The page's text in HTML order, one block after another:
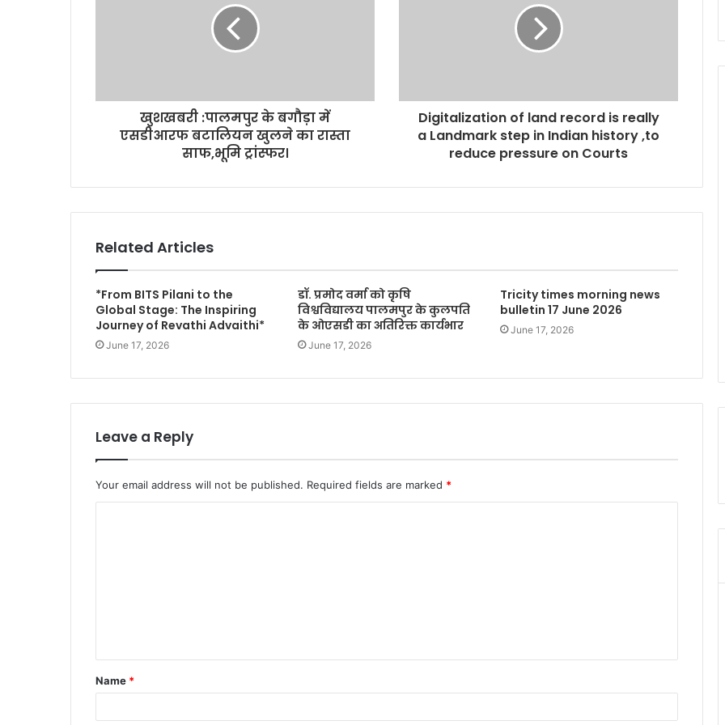
खुशखबरी :पालमपुर के बगौड़ा में
एसडीआरफ बटालियन खुलने का रास्ता
साफ,भूमि ट्रांस्‍फर।
Digitalization of land record is really
a Landmark step in Indian history ,to
reduce pressure on Courts
Related Articles
*From BITS Pilani to the
Global Stage: The Inspiring
Journey of Revathi Advaithi*
June 17, 2026
डॉ. प्रमोद वर्मा को कृषि
विश्वविद्यालय पालमपुर के कुलपति
के ओएसडी का अतिरिक्त कार्यभार
June 17, 2026
Tricity times morning news
bulletin 17 June 2026
June 17, 2026
Leave a Reply
Your email address will not be published. Required fields are marked *
Name *